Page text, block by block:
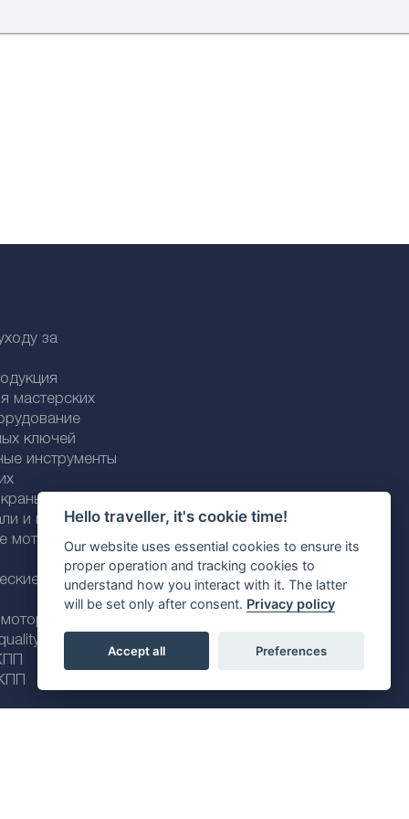
Hello traveller, it's cookie time!
Our website uses essential cookies to ensure its
proper operation and tracking cookies to
understand how you interact with it. The latter
will be set only after consent. Privacy policy
Accept all Preferences
за
мастерских
ключей
инструменты
/ трубки
и пластика
моторные
моторные
масла
line